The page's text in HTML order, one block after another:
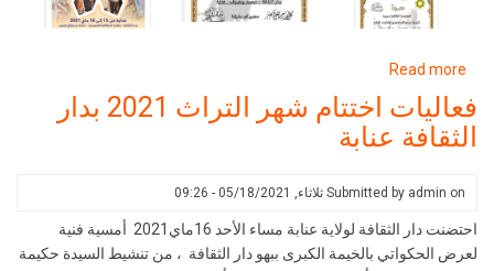
Read more
إنطباع
الصحافة
المكتوبة
الالكترونية
فعاليات اختتام شهر التراث 2021 بدار
الثقافة عنابة
Submitted by admin on ثلاثاء, 05/18/2021 - 09:26
احتضنت دار الثقافة لولاية عنابة مساء الأحد 16ماي2021 أمسية فنية
لعرض الحكواتي بالخيمة الكبرى ببهو دار الثقافة ، من تنشيط السيدة حكيمة